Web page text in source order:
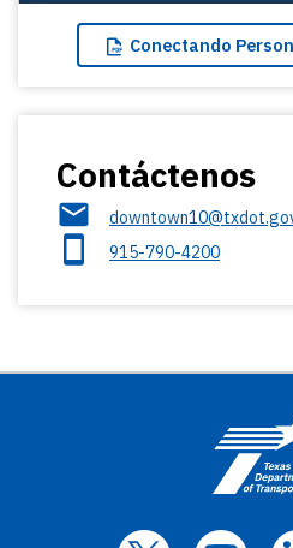
Conectando
Contáctenos
915-790-4200